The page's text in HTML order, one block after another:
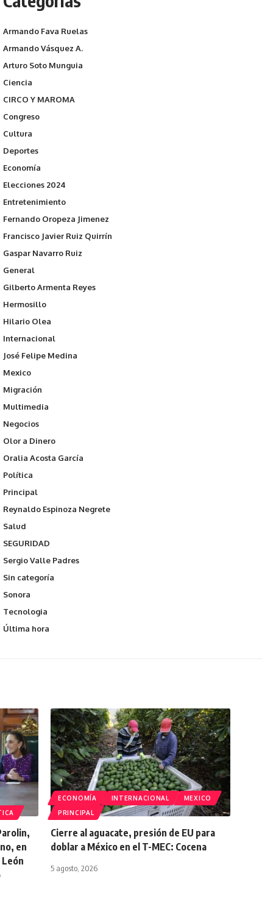
Armando Fava Ruelas
Armando Vásquez A.
Arturo Soto Munguia
Ciencia
CIRCO Y MAROMA
Congreso
Cultura
Deportes
Economía
Elecciones 2024
Entretenimiento
Fernando Oropeza Jimenez
Francisco Javier Ruiz Quirrín
Gaspar Navarro Ruiz
General
Gilberto Armenta Reyes
Hermosillo
Hilario Olea
Internacional
José Felipe Medina
Mexico
Migración
Multimedia
Negocios
Olor a Dinero
Oralia Acosta García
Política
Principal
Reynaldo Espinoza Negrete
Salud
SEGURIDAD
Sergio Valle Padres
Sin categoría
Sonora
Tecnologia
Última hora
en
ECONOMÍA INTERNACIONAL
MEXICO
PRINCIPAL
Cierre al aguacate, presión de EU para
doblar a México en el T-MEC: Cocena
5 agosto, 2026